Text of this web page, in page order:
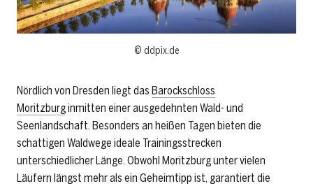
© ddpix.de
Nördlich von Dresden liegt das Barockschloss
Moritzburginmitten einer ausgedehnten Wald- und
Seenlandschaft. Besonders an heißen Tagen bieten die
schattigen Waldwege ideale Trainingsstrecken
unterschiedlicher Länge. Obwohl Moritzburg unter vielen
Läufern längst mehr als ein Geheimtipp ist, garantiert die